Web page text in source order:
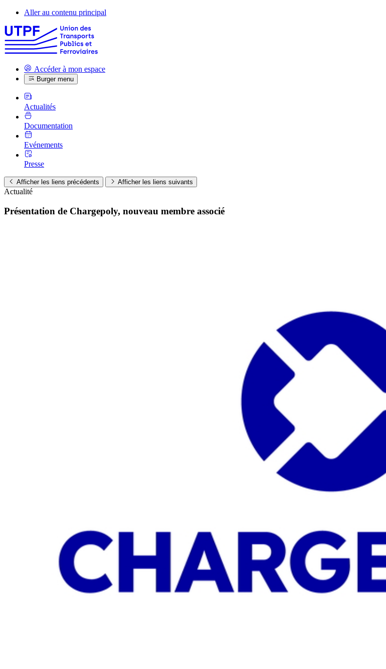
Aller au contenu principal
Accéder à mon espace
Burger menu
Actualités
Documentation
Evénements
Presse
Afficher les liens précédents Afficher les liens suivants
Actualité
Présentation de Chargepoly, nouveau membre associé